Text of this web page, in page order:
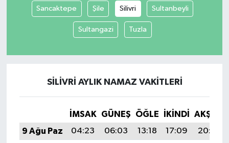
Sancaktepe Şile Silivri Sultanbeyli
Sultangazi Tuzla
SILIVRI AYLIK NAMAZ VAKITLERI
İMSAK GÜNEŞ ÖĞLE İKINDI
AKŞAM
9 Ağu Paz
04:23 06:03 13:18 17:09
20:22